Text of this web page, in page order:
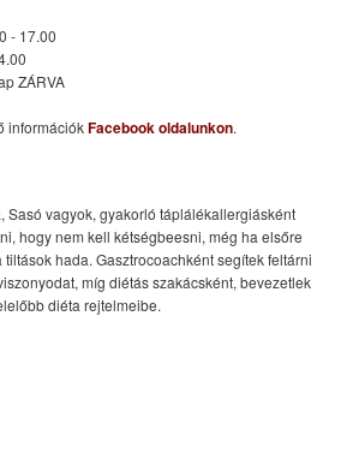
- 17.00
ZÁRVA
információkFacebook oldalunkon.
Sasó vagyok, gyakorló táplálékallergiásként
hogy nem kell kétségbeesni, még ha elsőre
hada. Gasztrocoachként segítek feltárni
míg diétás szakácsként, bevezetlek
diéta rejtelmeibe.